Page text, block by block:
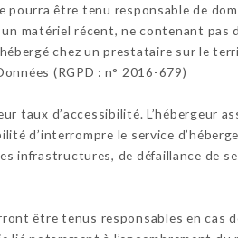
être tenu responsable de
matériel récent, ne contenant
chez un prestataire sur le
(RGPD : n° 2016-679)
taux d’accessibilité. L’hébergeur
d’interrompre le service
infrastructures, de défaillance de
être tenus responsables en